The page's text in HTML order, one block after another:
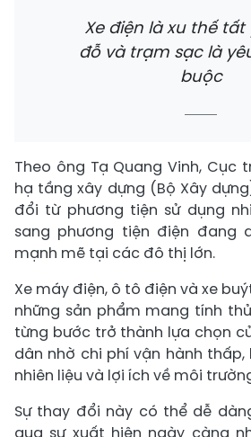
Xe điện là xu thế tất
đỗ và trạm sạc là
buộc
Theo ông Tạ Quang Vinh, Cục
hạ tầng xây dựng (Bộ Xây
đổi từ phương tiện sử dụng
sang phương tiện điện đang
mạnh mẽ tại các đô thị lớn.
Xe máy điện, ô tô điện và xe
những sản phẩm mang tính
từng bước trở thành lựa chọn
dân nhờ chi phí vận hành
nhiên liệu và lợi ích về môi
Sự thay đổi này có thể dễ